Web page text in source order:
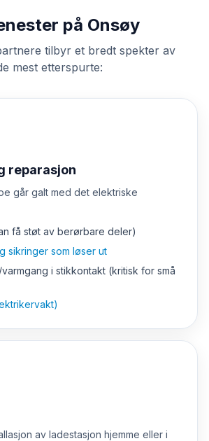
på Onsøy
tilbyr et bredt spekter av
mest etterspurte:
reparasjon
går galt med det elektriske
få støt av berørbare deler)
sikringer som løser ut
i stikkontakt (kritisk for små
av ladestasjon hjemme eller i